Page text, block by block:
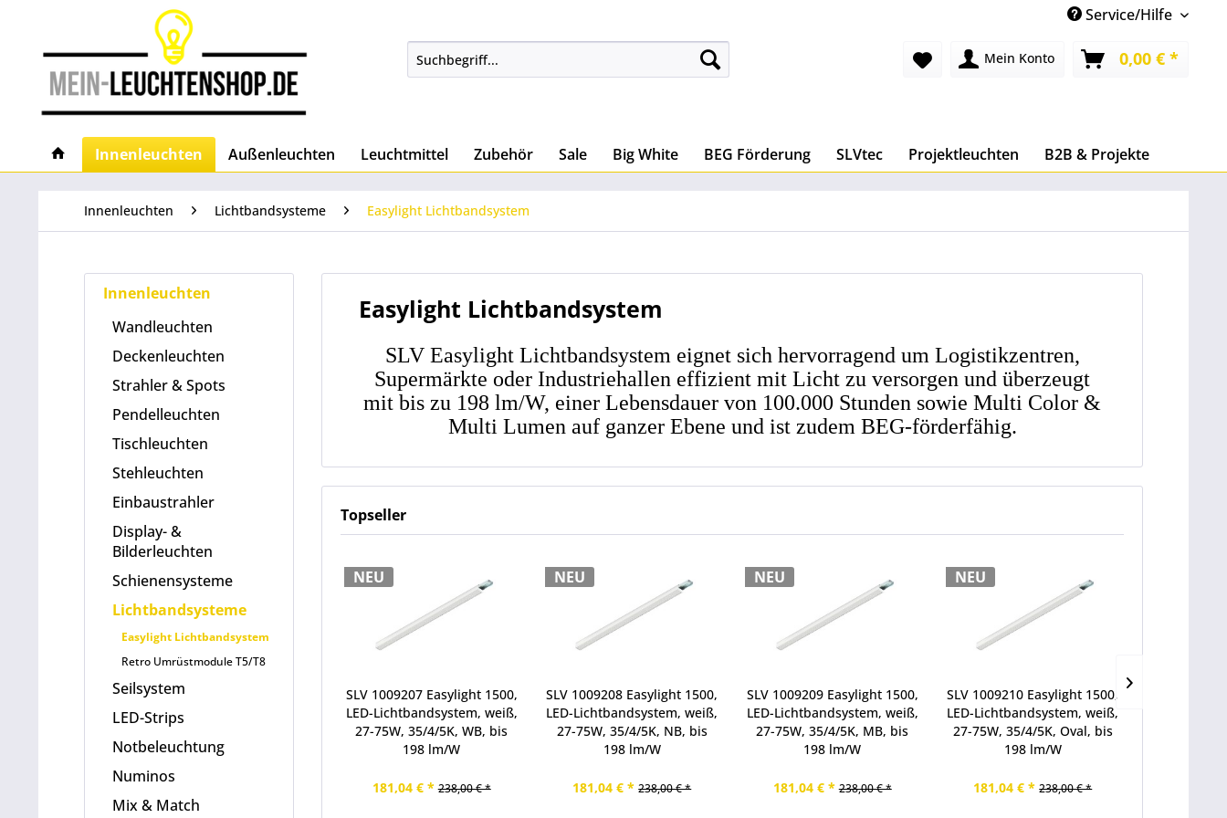
Service/Hilfe
Mein Konto 0,00 € *
Innenleuchten Außenleuchten Leuchtmittel Zubehör Sale Big White BEG Förderung SLVtec Projektleuchten B2B & Projekte
Innenleuchten Lichtbandsysteme Easylight Lichtbandsystem
Innenleuchten
Wandleuchten
Deckenleuchten
Strahler & Spots
Pendelleuchten
Tischleuchten
Stehleuchten
Einbaustrahler
Display- &
Bilderleuchten
Schienensysteme
Lichtbandsysteme
Easylight Lichtbandsystem
Retro Umrüstmodule T5/T8
Seilsystem
LED-Strips
Notbeleuchtung
Numinos
Mix & Match
Easylight Lichtbandsystem
SLV Easylight Lichtbandsystem eignet sich hervorragend um Logistikzentren,
Supermärkte oder Industriehallen effizient mit Licht zu versorgen und überzeugt
mit bis zu 198 lm/W, einer Lebensdauer von 100.000 Stunden sowie Multi Color &
Multi Lumen auf ganzer Ebene und ist zudem BEG-förderfähig.
Topseller
NEU
SLV 1009207 Easylight 1500,
LED-Lichtbandsystem, weiß,
27-75W, 35/4/5K, WB, bis
198 lm/W
181,04 € * 238,00 € *
NEU
SLV 1009208 Easylight 1500,
LED-Lichtbandsystem, weiß,
27-75W, 35/4/5K, NB, bis
198 lm/W
181,04 € * 238,00 € *
NEU
SLV 1009209 Easylight 1500,
LED-Lichtbandsystem, weiß,
27-75W, 35/4/5K, MB, bis
198 lm/W
181,04 € * 238,00 € *
NEU
SLV 1009210 Easylight 1500,
LED-Lichtbandsystem, weiß,
27-75W, 35/4/5K, Oval, bis
198 lm/W
181,04 € * 238,00 € *